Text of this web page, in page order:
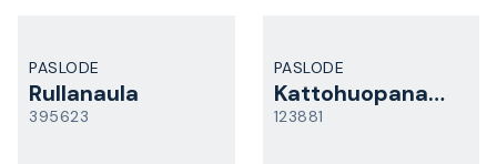
PASLODE
Rullanaula
395623
PASLODE
Kattohuopanaula
123881